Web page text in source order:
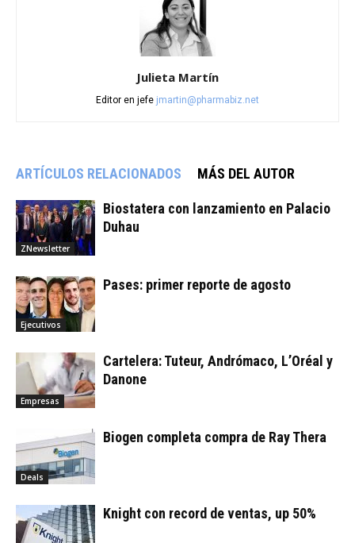
Julieta Martín
Editor en jefe jmartin@pharmabiz.net
ARTÍCULOS RELACIONADOS MÁS DEL AUTOR
ZNewsletter
Biostatera con lanzamiento en Palacio
Duhau
Ejecutivos
Pases: primer reporte de agosto
Empresas
Cartelera: Tuteur, Andrómaco, L’Oréal y
Danone
Deals
Biogen completa compra de Ray Thera
Knight con record de ventas, up 50%